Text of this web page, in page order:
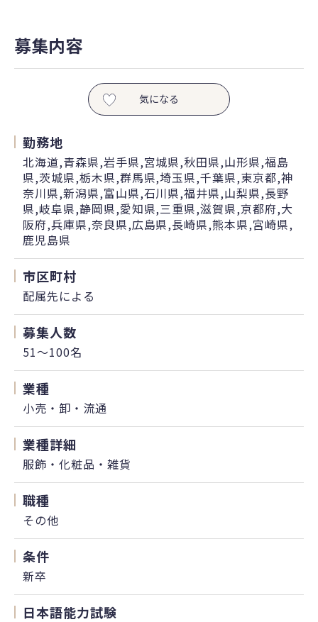
募集内容
気になる
勤務地
北海道,青森県,岩手県,宮城県,秋田県,山形県,福島
県,茨城県,栃木県,群馬県,埼玉県,千葉県,東京都,神
奈川県,新潟県,富山県,石川県,福井県,山梨県,長野
県,岐阜県,静岡県,愛知県,三重県,滋賀県,京都府,大
阪府,兵庫県,奈良県,広島県,長崎県,熊本県,宮崎県,
鹿児島県
市区町村
配属先による
募集人数
51～100名
業種
小売・卸・流通
業種詳細
服飾・化粧品・雑貨
職種
その他
条件
新卒
日本語能力試験